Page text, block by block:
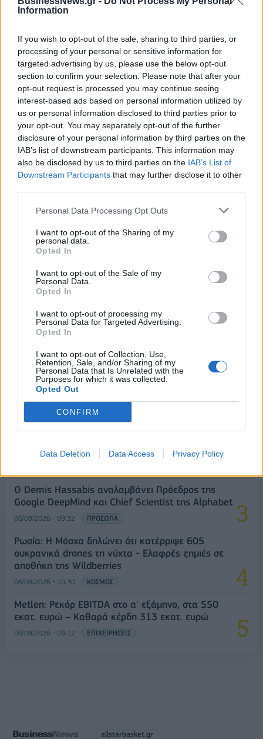
Information
If you wish to opt-out of the sale, sharing to third parties, or
processing of your personal or sensitive information for
targeted advertising by us, please use the below opt-out
section to confirm your selection. Please note that after your
opt-out request is processed you may continue seeing
interest-based ads based on personal information utilized by
us or personal information disclosed to third parties prior to
your opt-out. You may separately opt-out of the further
disclosure of your personal information by third parties on the
IAB’s list of downstream participants. This information may
also be disclosed by us to third parties on the IAB’s List of
Downstream Participants that may further disclose it to other
Personal Data Processing Opt Outs
I want to opt-out of the Sharing of my
personal data.
Opted In
I want to opt-out of the Sale of my
Personal Data.
Opted In
I want to opt-out of processing my
Personal Data for Targeted Advertising.
Opted In
I want to opt-out of Collection, Use,
Retention, Sale, and/or Sharing of my
Personal Data that Is Unrelated with the
Purposes for which it was collected.
Opted Out
CONFIRM
Data Deletion Data Access Privacy Policy
Χρηματιστήριο: Στις 2.627,95 μονάδες ο Γενικός
06/08/2026 - 15:46 ΟΙΚΟΝΟΜΙΑ
ΥΠΑΑΤ: Αποζημιώσεις 38,1 εκατ. ευρώ σε
κτηνοτρόφους για ευλογιά, πανώλη και αφθώδη
πυρετό
06/08/2026 - 15:33 ΟΙΚΟΝΟΜΙΑ
Στ. Παπασταύρου: Άμεσα αντιδιαβρωτικά έργα στη
Δυτική Αττική
06/08/2026 - 15:17 ΠΟΛΙΤΙΚΗ
Συνάλλαγμα: Το ευρώ υποχωρεί κατά 0,11%, στα
ΟΛΕΣ ΟΙ ΕΙΔΗΣΕΙΣ
ΔΗΜΟΦΙΛΗ
Β.Σ. Καρούλιας: Τζίρος 98,7 εκατ. ευρώ και
αύξηση κερδών 57% - Τα νέα στοιχήματα σε low
& non alcohol
06/08/2026 - 11:48 ΕΠΙΧΕΙΡΗΣΕΙΣ
σειρά δεικτών FTSE4Good
Ο Demis Hassabis αναλαμβάνει Πρόεδρος της
Google DeepMind και Chief Scientist της Alphabet
06/08/2026 - 09:32 ΠΡΟΣΩΠΑ
Ρωσία: Η Μόσχα δηλώνει ότι κατέρριψε 605
ουκρανικά drones τη νύχτα - Ελαφρές ζημιές σε
αποθήκη της Wildberries
06/08/2026 - 10:30 ΚΟΣΜΟΣ
Metlen: Ρεκόρ EBITDA στο α' εξάμηνο, στα 550
εκατ. ευρώ – Καθαρά κέρδη 313 εκατ. ευρώ
06/08/2026 - 09:12 ΕΠΙΧΕΙΡΗΣΕΙΣ
allstarbasket.gr